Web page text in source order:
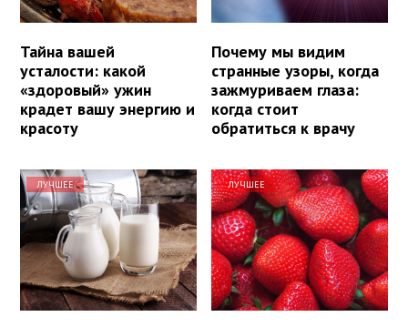
Тайна вашей
усталости: какой
«здоровый» ужин
крадет вашу энергию и
красоту
Почему мы видим
странные узоры, когда
зажмуриваем глаза:
когда стоит
обратиться к врачу
ЛУЧШЕЕ ЛУЧШЕЕ